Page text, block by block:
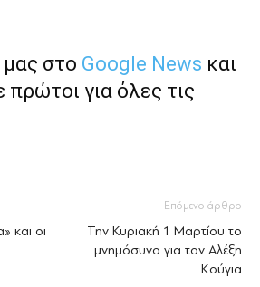
στο Google News και
για όλες τις
και οι
Επόμενο άρθρο
Την Κυριακή 1 Μαρτίου το
μνημόσυνο για τον Αλέξη
Κούγια